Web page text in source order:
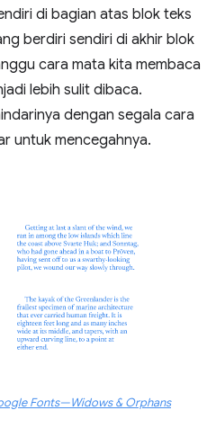
di bagian atas blok teks
berdiri sendiri di akhir blok
cara mata kita membaca
lebih sulit dibaca.
dengan segala cara
untuk mencegahnya.
Fonts—Widows & Orphans